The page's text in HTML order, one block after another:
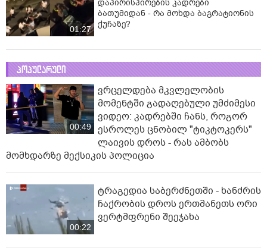
01:27
დაპირისპირების კადრები
ბათუმიდან - რა მოხდა ბაგრატიონის
ქუჩაზე?
პოპულარული
00:49
ვრცელდება მკვლელობის
მომენტში გადაღებული უმძიმესი
ვიდეო: კადრებში ჩანს, როგორ
ესროლეს ცნობილ "ტიკტოკერს"
ლაივის დროს - რას ამბობს
მომხდარზე მექსიკის პოლიცია
00:22
ტრაგედია საბერძნეთში - ხანძრის
ჩაქრობის დროს ერთმანეთს ორი
ვერტმფრენი შეეჯახა